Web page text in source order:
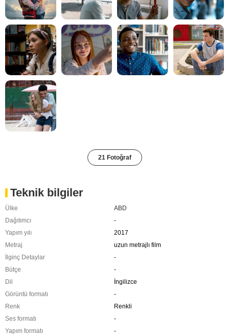
21 Fotoğraf
Teknik bilgiler
Ülke
ABD
Dağıtımcı
-
Yapım yılı
2017
Metraj
uzun metrajlı film
İlginç Detaylar
-
Bütçe
-
Dil
İngilizce
Görüntü formatı
-
Renk
Renkli
Ses formatı
-
Yapım formatı
-